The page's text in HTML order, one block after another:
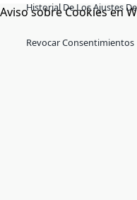
Historial De Los Ajustes
Revocar Consentimientos
Aviso sobre Cookies en